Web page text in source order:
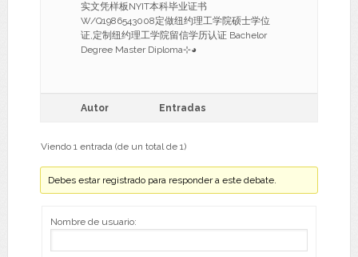
实文凭样板NYIT本科毕业证书
W/Q1986543008定做纽约理工学院硕士学位
证,定制纽约理工学院留信学历认证 Bachelor
Degree Master Diploma⊹◕
Autor Entradas
Viendo 1 entrada (de un total de 1)
Debes estar registrado para responder a este debate.
Nombre de usuario: